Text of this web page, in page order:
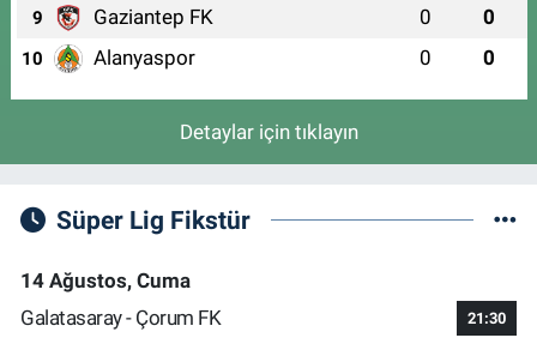
9 Gaziantep FK 0 0
10 Alanyaspor 0 0
Detaylar için tıklayın
Süper Lig Fikstür
14 Ağustos, Cuma
Galatasaray - Çorum FK
21:30